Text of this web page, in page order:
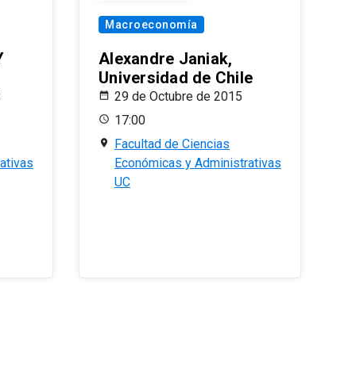
Macroeconomía
Alexandre Janiak,
Universidad de Chile
29 de Octubre de 2015
17:00
Facultad de Ciencias
Económicas y Administrativas
UC